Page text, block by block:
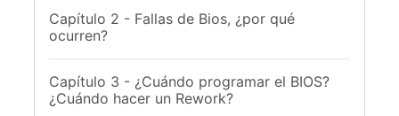
Capítulo 2 - Fallas de Bios, ¿por qué
ocurren?
Capítulo 3 - ¿Cuándo programar el BIOS?
¿Cuándo hacer un Rework?